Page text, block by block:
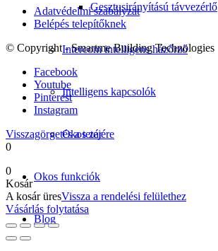
Gesztusirányítású távvezérlő
Intercom intelligens házőrző
Intelligens kapcsolók
Okos zár
Okos funkciók
Blog
Adatvédelmi szabályzat
Belépés telepítőknek
© Copyright - Smartme Building Technologies
Facebook
Youtube
Pinterest
Instagram
Visszagörgetés a tetejére
0
0
Kosár
A kosár üresVissza a rendelési felülethez
Vásárlás folytatása